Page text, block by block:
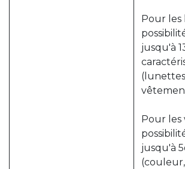
Pour les
jusqu'à
Pour les
jusqu'à